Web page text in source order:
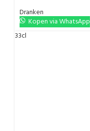
Dranken
Kopen via WhatsApp
33cl